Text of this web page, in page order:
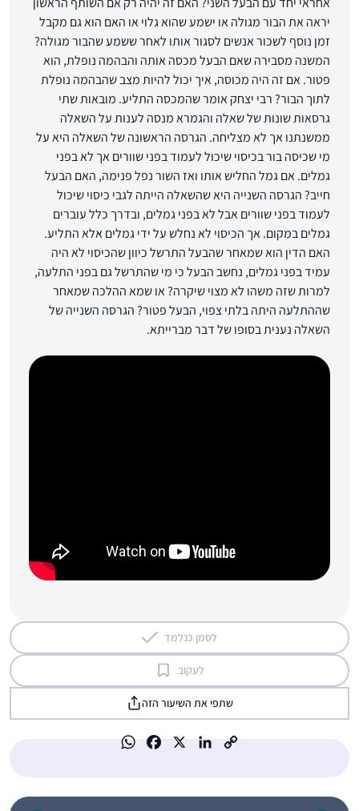
יראה את הבור מגולה או ישמע שהוא גלוי או האם הוא גם מקבל
זמן נוסף לשכור אנשים לסגור אותו לאחר ששמע שהבור מגולה?
המשנה מסבירה שאם הבעל מכסה אותה והבהמה נופלת, הוא
פטור. אם זה היה מכוסה, איך יכול להיות מצב שהבהמה נופלת
לתוך הבור? רבי יצחק אומר שהמכסה התליע. מובאות שתי
גרסאות שונות של שאלה והגמרא מנסה לענות על השאלה
ממשנתנו אך לא מצליחה. הגרסה הראשונה של השאלה היא על
מי שכיסה בור בכיסוי שיכול לעמוד בפני שוורים אך לא בפני
גמלים. אם גמל החליש אותו ואז השור נפל פנימה, האם הבעל
חייב? הגרסה השנייה היא שהשאלה הייתה לגבי כיסוי שיכול
לעמוד בפני שוורים אבל לא בפני גמלים, ובדרך כלל עוברים
גמלים במקום. אך הכיסוי לא נחלש על ידי גמלים אלא התליע.
האם הדין הוא שמאחר שהבעל התרשל כיוון שהכיסוי לא היה
עמיד בפני גמלים, נחשב הבעל כי מי שהתרשל גם בפני התלעה,
למרות שזה משהו לא מצוי שיקרה? או שמא ההלכה שמאחר
שההתלעה היתה בלתי צפוי, הבעל פטור? הגרסה השנייה של
השאלה נענית בסופו של דבר מברייתא.
לסמן כנלמד
לעקוב
שתפי את השיעור הזה